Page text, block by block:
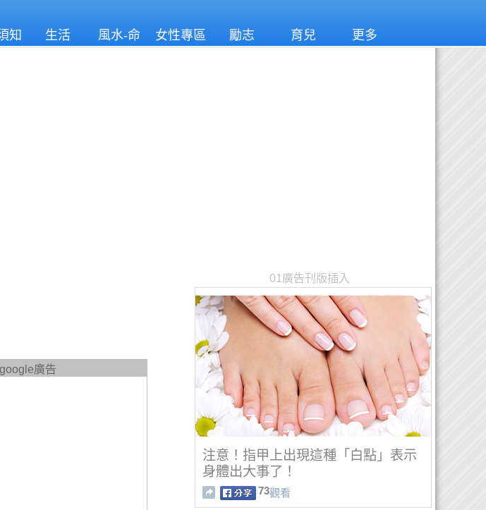
知 生活
風水-命
女性專區 勵志 育兒 更多
google廣告
01廣告刊版插入
注意！指甲上出現這種「白點」表示
身體出大事了！
73觀看